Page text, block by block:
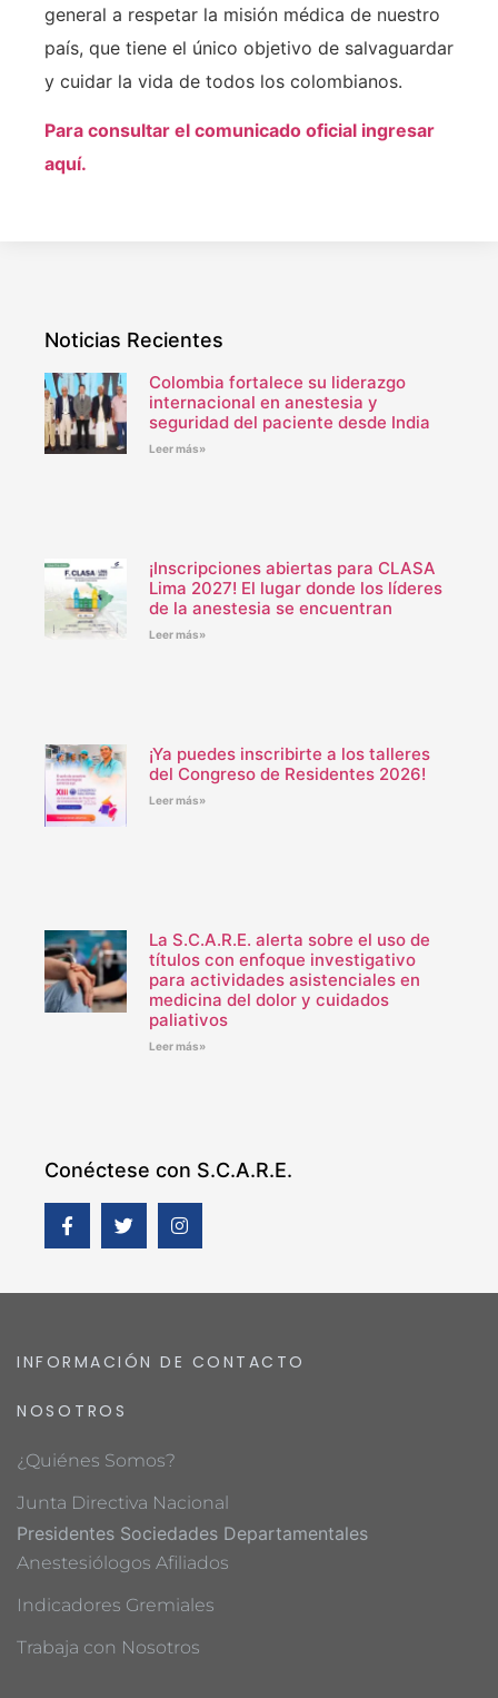
general a respetar la misión médica de nuestro
país, que tiene el único objetivo de salvaguardar
y cuidar la vida de todos los colombianos.
Para consultar el comunicado oficial ingresar
aquí.
Noticias Recientes
Colombia fortalece su liderazgo
internacional en anestesia y
seguridad del paciente desde India
Leer más»
¡Inscripciones abiertas para CLASA
Lima 2027! El lugar donde los líderes
de la anestesia se encuentran
Leer más»
¡Ya puedes inscribirte a los talleres
del Congreso de Residentes 2026!
Leer más»
La S.C.A.R.E. alerta sobre el uso de
títulos con enfoque investigativo
para actividades asistenciales en
medicina del dolor y cuidados
paliativos
Leer más»
Conéctese con S.C.A.R.E.
INFORMACIÓN DE CONTACTO
NOSOTROS
¿Quiénes Somos?
Junta Directiva Nacional
Presidentes Sociedades Departamentales
Anestesiólogos Afiliados
Indicadores Gremiales
Trabaja con Nosotros